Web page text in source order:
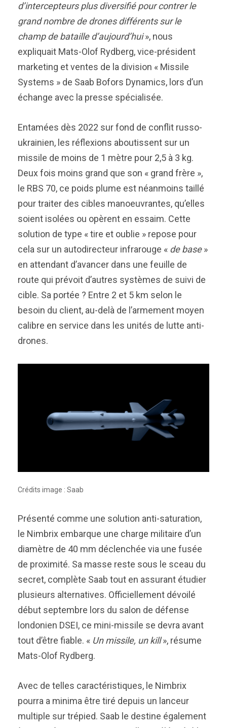
d’intercepteurs plus diversifié pour contrer le
grand nombre de drones différents sur le
champ de bataille d’aujourd’hui», nous
expliquait Mats-Olof Rydberg, vice-président
marketing et ventes de la division « Missile
Systems » de Saab Bofors Dynamics, lors d’un
échange avec la presse spécialisée.
Entamées dès 2022 sur fond de conflit russo-
ukrainien, les réflexions aboutissent sur un
missile de moins de 1 mètre pour 2,5 à 3 kg.
Deux fois moins grand que son « grand frère »,
le RBS 70, ce poids plume est néanmoins taillé
pour traiter des cibles manoeuvrantes, qu’elles
soient isolées ou opèrent en essaim. Cette
solution de type « tire et oublie » repose pour
cela sur un autodirecteur infrarouge « de base»
en attendant d’avancer dans une feuille de
route qui prévoit d’autres systèmes de suivi de
cible. Sa portée ? Entre 2 et 5 km selon le
besoin du client, au-delà de l’armement moyen
calibre en service dans les unités de lutte anti-
drones.
Crédits image : Saab
Présenté comme une solution anti-saturation,
le Nimbrix embarque une charge militaire d’un
diamètre de 40 mm déclenchée via une fusée
de proximité. Sa masse reste sous le sceau du
secret, complète Saab tout en assurant étudier
plusieurs alternatives. Officiellement dévoilé
début septembre lors du salon de défense
londonien DSEI, ce mini-missile se devra avant
tout d’être fiable. « Un missile, un kill», résume
Mats-Olof Rydberg.
Avec de telles caractéristiques, le Nimbrix
pourra a minima être tiré depuis un lanceur
multiple sur trépied. Saab le destine également